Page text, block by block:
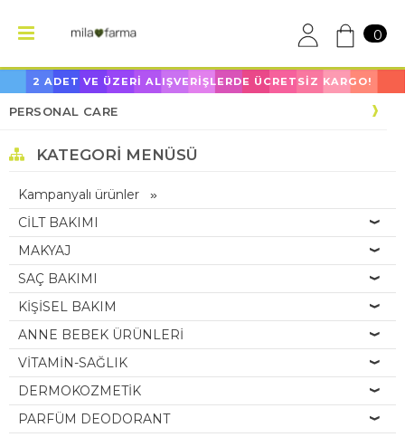
0
2 ADET VE ÜZERİ ALIŞVERİŞLERDE ÜCRETSİZ KARGO!
PERSONAL CARE
KATEGORI MENÜSÜ
Kampanyalı ürünler
CİLT BAKIMI
MAKYAJ
SAÇ BAKIMI
KİŞİSEL BAKIM
ANNE BEBEK ÜRÜNLERİ
VİTAMİN-SAĞLIK
DERMOKOZMETİK
PARFÜM DEODORANT